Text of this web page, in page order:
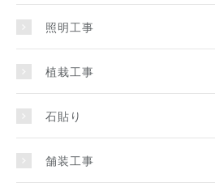
照明工事
植栽工事
石貼り
舗装工事